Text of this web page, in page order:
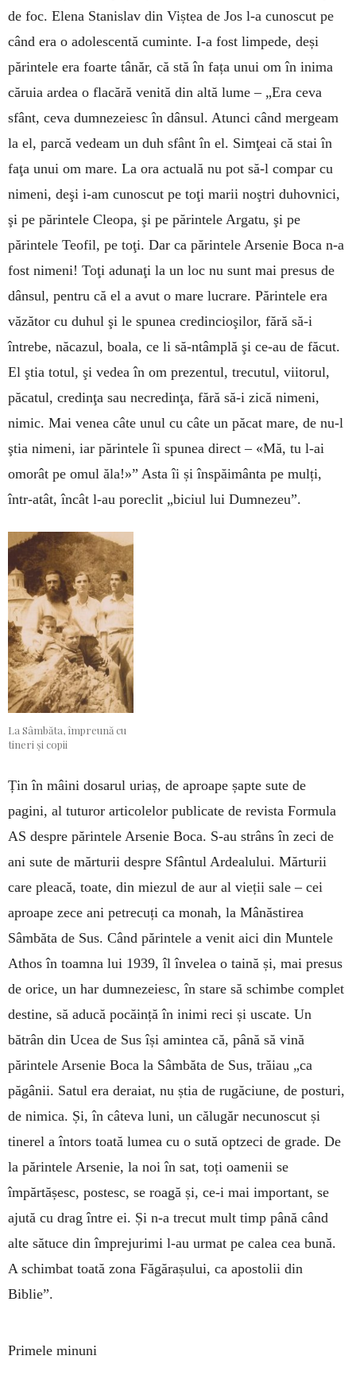
de foc. Elena Stanislav din Viștea de Jos l-a cunoscut pe
când era o adolescentă cuminte. I-a fost limpede, deși
părintele era foarte tânăr, că stă în fața unui om în inima
căruia ardea o flacără venită din altă lume – „Era ceva
sfânt, ceva dumnezeiesc în dânsul. Atunci când mergeam
la el, parcă vedeam un duh sfânt în el. Simţeai că stai în
faţa unui om mare. La ora actuală nu pot să-l compar cu
nimeni, deşi i-am cunoscut pe toţi marii noştri duhovnici,
şi pe părintele Cleopa, şi pe părintele Argatu, şi pe
părintele Teofil, pe toţi. Dar ca părintele Arsenie Boca n-a
fost nimeni! Toţi adunaţi la un loc nu sunt mai presus de
dânsul, pentru că el a avut o mare lucrare. Părintele era
văzător cu duhul şi le spunea credincioşilor, fără să-i
întrebe, năcazul, boala, ce li să-ntâmplă şi ce-au de făcut.
El ştia totul, şi vedea în om prezentul, trecutul, viitorul,
păcatul, credinţa sau necredinţa, fără să-i zică nimeni,
nimic. Mai venea câte unul cu câte un păcat mare, de nu-l
ştia nimeni, iar părintele îi spunea direct – «Mă, tu l-ai
omorât pe omul ăla!»” Asta îi și înspăimânta pe mulți,
într-atât, încât l-au poreclit „biciul lui Dumnezeu”.
La Sâmbăta, împreună cu
tineri și copii
Țin în mâini dosarul uriaș, de aproape șapte sute de
pagini, al tuturor articolelor publicate de revista Formula
AS despre părintele Arsenie Boca. S-au strâns în zeci de
ani sute de mărturii despre Sfântul Ardealului. Mărturii
care pleacă, toate, din miezul de aur al vieții sale – cei
aproape zece ani petrecuți ca monah, la Mânăstirea
Sâmbăta de Sus. Când părintele a venit aici din Muntele
Athos în toamna lui 1939, îl învelea o taină și, mai presus
de orice, un har dumnezeiesc, în stare să schimbe complet
destine, să aducă pocăință în inimi reci și uscate. Un
bătrân din Ucea de Sus își amintea că, până să vină
părintele Arsenie Boca la Sâmbăta de Sus, trăiau „ca
păgânii. Satul era deraiat, nu știa de rugăciune, de posturi,
de nimica. Și, în câteva luni, un călugăr necunoscut și
tinerel a întors toată lumea cu o sută optzeci de grade. De
la părintele Arsenie, la noi în sat, toți oamenii se
împărtășesc, postesc, se roagă și, ce-i mai important, se
ajută cu drag între ei. Și n-a trecut mult timp până când
alte sătuce din împrejurimi l-au urmat pe calea cea bună.
A schimbat toată zona Făgărașului, ca apostolii din
Biblie”.
Primele minuni